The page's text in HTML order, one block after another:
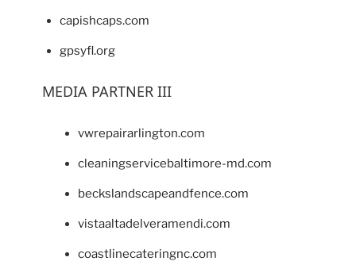
capishcaps.com
gpsyfl.org
MEDIA PARTNER III
vwrepairarlington.com
cleaningservicebaltimore-md.com
beckslandscapeandfence.com
vistaaltadelveramendi.com
coastlinecateringnc.com